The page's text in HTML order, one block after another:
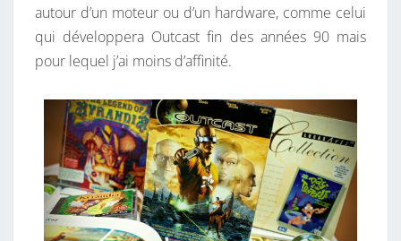
autour d’un moteur ou d’un hardware, comme celui
qui développera Outcast fin des années 90 mais
pour lequel j’ai moins d’affinité.